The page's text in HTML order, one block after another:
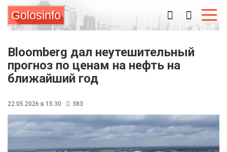
Golosinfo
Bloomberg дал неутешительный
прогноз по ценам на нефть на
ближайший год
22.05.2026 в 15:30 383